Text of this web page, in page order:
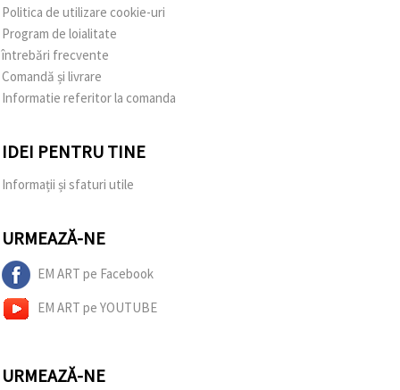
Politica de utilizare cookie-uri
Program de loialitate
întrebări frecvente
Comandă și livrare
Informatie referitor la comanda
IDEI PENTRU TINE
Informații și sfaturi utile
URMEAZĂ-NE
EM ART pe Facebook
EM ART pe YOUTUBE
URMEAZĂ-NE